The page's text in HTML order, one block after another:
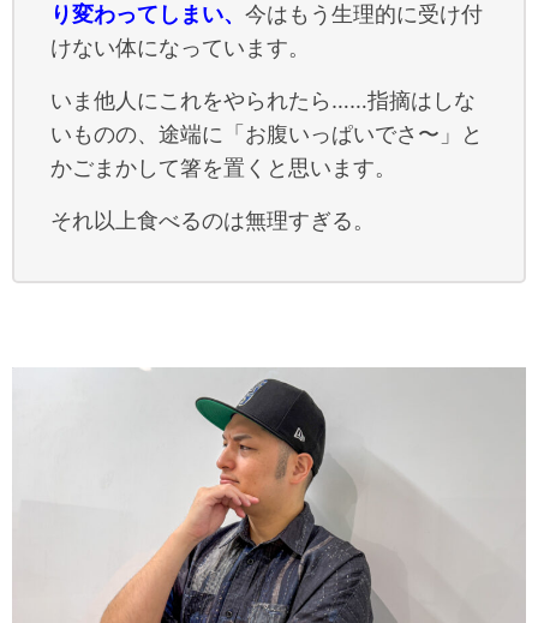
り変わってしまい、 今はもう生理的に受け付
けない体になっています。
いま他人にこれをやられたら……指摘はしな
いものの、途端に「お腹いっぱいでさ〜」と
かごまかして箸を置くと思います。
それ以上食べるのは無理すぎる。